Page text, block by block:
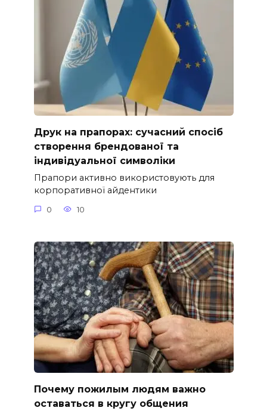
Друк на прапорах: сучасний спосіб
створення брендованої та
індивідуальної символіки
Прапори активно використовують для
корпоративної айдентики
0 10
Почему пожилым людям важно
оставаться в кругу общения